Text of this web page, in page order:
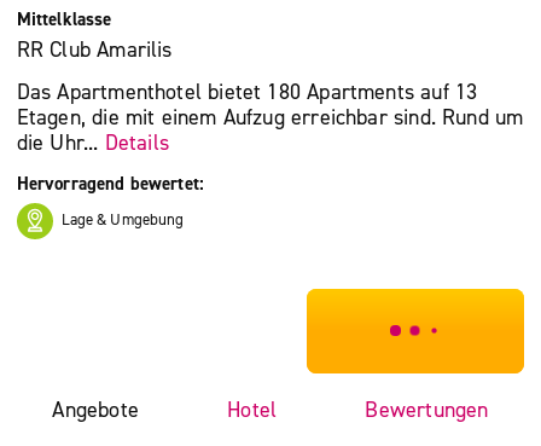
Mittelklasse
RR Club Amarilis
Das Apartmenthotel bietet 180 Apartments auf 13
Etagen, die mit einem Aufzug erreichbar sind. Rund um
die Uhr... Details
Hervorragend bewertet:
Lage & Umgebung
***************
Angebote Hotel Bewertungen